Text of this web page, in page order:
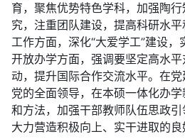
育，聚焦优势特色学科，加强陶
究，注重团队建设，提高科研水
工作方面，深化“大爱学工”建设
开放办学方面，强调要坚定高水
动，提升国际合作交流水平。在
党的全面领导，在本硕一体化办
和方法，加强干部教师队伍思政引
大力营造积极向上、实干进取的良